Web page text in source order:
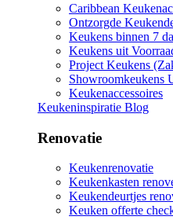
Caribbean
Ontzorgde
Keukens binnen 7
Keukens uit
Project Keukens
Showroomkeukens
Keukenaccessoires
Keukeninspiratie Blog
Renovatie
Keukenrenovatie
Keukenkasten
Keukendeurtjes
Keuken offerte